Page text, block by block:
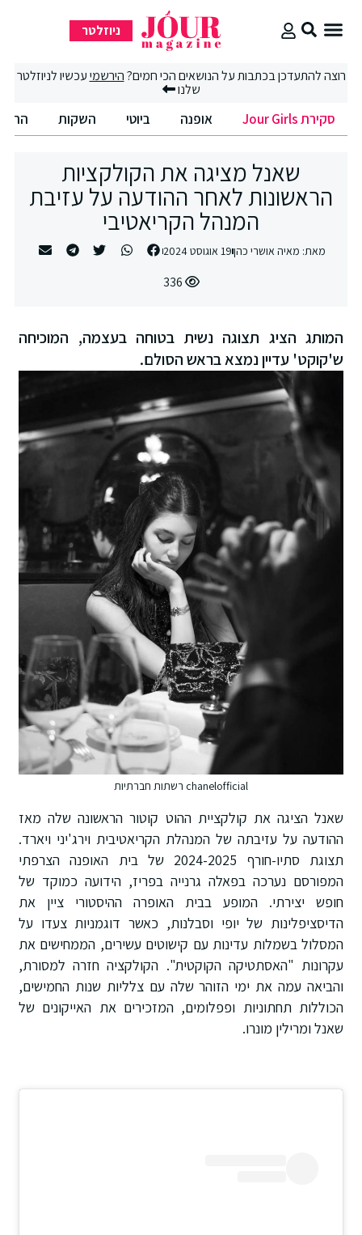
ניוזלטר
רוצה להתעדכן בכתבות על הנושאים הכי חמים?הירשמיעכשיו לניוזלטר
שלנו
סקירת Jour Girls אופנה ביוטי השקות
שאנל מציגה את הקולקציות
הראשונות לאחר ההודעה על עזיבת
המנהל הקריאטיבי
מאת: מאיה אושרי כהן19 אוגוסט 2024
המותג הציג תצוגה נשית בטוחה בעצמה, המוכיחה
ש'קוקט' עדיין נמצא בראש הסולם.
chanelofficial רשתות חברתיות
שאנל הציגה את קולקציית ההוט קוטור הראשונה שלה מאז
ההודעה על עזיבתה של המנהלת הקריאטיבית וירג'יני ויארד.
תצוגת סתיו-חורף 2024-2025 של בית האופנה הצרפתי
המפורסם נערכה בפאלה גרנייה בפריז, הידועה כמוקד של
חופש יצירתי. המופע בבית האופרה ההיסטורי ציין את
הדיסציפלינות של יופי וסבלנות, כאשר דוגמניות צעדו על
המסלול בשמלות עדינות עם קישוטים עשירים, הממחישים את
עקרונות "האסתטיקה הקוקטית". הקולקציה חזרה למסורת,
והביאה עמה את ימי הזוהר שלה עם צלליות שנות החמישים,
הכוללות תחתוניות ופפלומים, המזכירים את האייקונים של
שאנל ומרילין מונרו.